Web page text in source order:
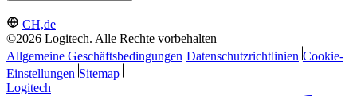
CH,de
©2026 Logitech. Alle Rechte vorbehalten
Allgemeine Geschäftsbedingungen Datenschutzrichtlinien Cookie-
Einstellungen Sitemap
Logitech